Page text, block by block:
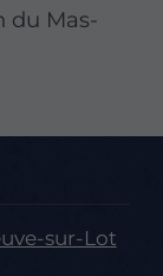
du Mas-
sur-Lot